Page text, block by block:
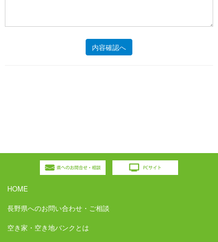
HOME
長野県へのお問い合わせ・ご相談
空き家・空き地バンクとは